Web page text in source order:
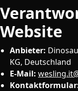
Website
Anbieter:
KG, Deutschland
E-Mail: